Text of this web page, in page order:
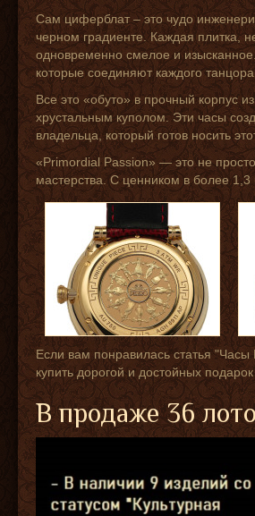
Сам циферблат – это чудо
черном градиенте. Каждая плитка,
одновременно смелое и
которые соединяют каждого
Все это «обуто» в прочный корпус
хрустальным куполом. Эти часы
владельца, который готов носить
«Primordial Passion» — это не просто
мастерства. С ценником в более
Если вам понравилась статья "Часы
купить дорогой и достойных
В продаже 36